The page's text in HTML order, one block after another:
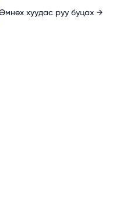
хуудас руу буцах →